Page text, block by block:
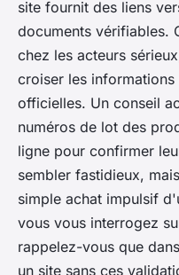
site fournit des liens
documents vérifiables.
chez les acteurs
croiser les
officielles. Un conseil
numéros de lot des
ligne pour confirmer
sembler fastidieux,
simple achat impulsif
vous vous interrogez
rappelez-vous que
un site sans ces